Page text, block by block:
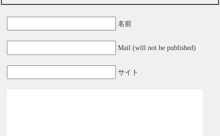
名前
Mail (will not be published)
サイト